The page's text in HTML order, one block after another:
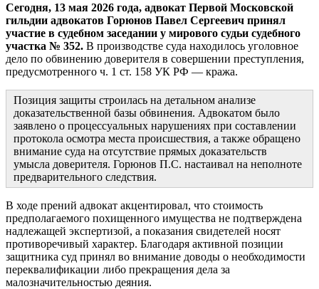
Сегодня, 13 мая 2026 года, адвокат Первой Московской
гильдии адвокатов Горюнов Павел Сергеевич принял
участие в судебном заседании у мирового судьи судебного
участка № 352. В производстве суда находилось уголовное
дело по обвинению доверителя в совершении преступления,
предусмотренного ч. 1 ст. 158 УК РФ — кража.
Позиция защиты строилась на детальном анализе
доказательственной базы обвинения. Адвокатом было
заявлено о процессуальных нарушениях при составлении
протокола осмотра места происшествия, а также обращено
внимание суда на отсутствие прямых доказательств
умысла доверителя. Горюнов П.С. настаивал на неполноте
предварительного следствия.
В ходе прений адвокат акцентировал, что стоимость
предполагаемого похищенного имущества не подтверждена
надлежащей экспертизой, а показания свидетелей носят
противоречивый характер. Благодаря активной позиции
защитника суд принял во внимание доводы о необходимости
переквалификации либо прекращения дела за
малозначительностью деяния.